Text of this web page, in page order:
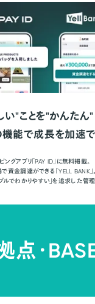
い"ことを"かんたん
能で成長を加速で
ングアプリ「PAY ID」に無料掲載。
資金調達ができる「YELL BANK」。
ルでわかりやすい」を追求した管理
点・